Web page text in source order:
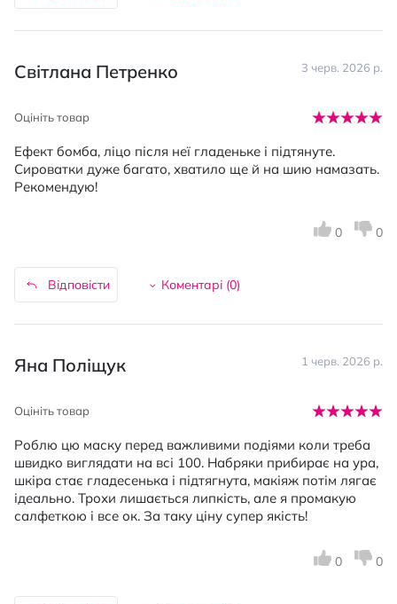
Світлана Петренко 3 черв. 2026 р.
Оцініть товар
Ефект бомба, ліцо після неї гладеньке і підтянуте.
Сироватки дуже багато, хватило ще й на шию намазать.
Рекомендую!
Відповісти Коментарі (0)
0 0
Яна Поліщук 1 черв. 2026 р.
Оцініть товар
Роблю цю маску перед важливими подіями коли треба
швидко виглядати на всі 100. Набряки прибирає на ура,
шкіра стає гладесенька і підтягнута, макіяж потім лягає
ідеально. Трохи лишається липкість, але я промакую
салфеткою і все ок. За таку ціну супер якість!
0 0